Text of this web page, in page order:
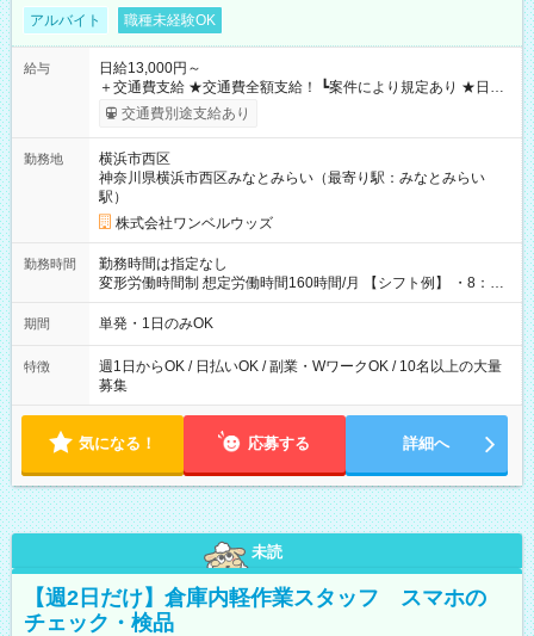
アルバイト 職種未経験OK
給与
日給13,000円～
＋交通費支給 ★交通費全額支給！ ┗案件により規定あり ★日払
いOK！（規定あり） ┗働いたその日に現金GET♪ お仕事後はコ
ンビニATMから 日払い分を引き落とせます！ 【試用期間】試
交通費別途支給あり
勤務地
横浜市西区
神奈川県横浜市西区みなとみらい（最寄り駅：みなとみらい
駅）
株式会社ワンベルウッズ
勤務時間
勤務時間は指定なし
変形労働時間制 想定労働時間160時間/月 【シフト例】 ・8：00
～21：00
期間 単発・1日のみOK
特徴
週1日からOK / 日払いOK / 副業・WワークOK / 10名以上の大量
募集
気になる！ 応募する 詳細へ
未読
【週2日だけ】倉庫内軽作業スタッフ スマホの
チェック・検品